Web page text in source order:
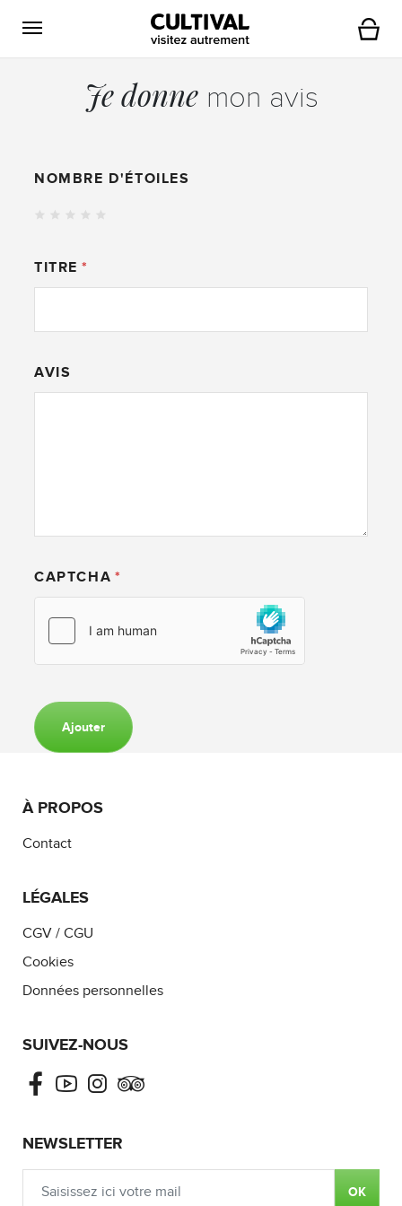
Ouvrir la navigation Panier
Je donnemon avis
NOMBRE D'ÉTOILES
TITRE
AVIS
CAPTCHA
Ajouter
À PROPOS
Contact
LÉGALES
CGV / CGU
Cookies
Données personnelles
SUIVEZ-NOUS
FacebookYoutubeInstagramTripadvisor
NEWSLETTER
OK